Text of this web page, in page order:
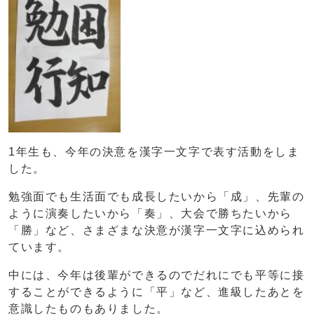
1年生も、今年の決意を漢字一文字で表す活動をしま
した。
勉強面でも生活面でも成長したいから「成」、先輩の
ように演奏したいから「奏」、大会で勝ちたいから
「勝」など、さまざまな決意が漢字一文字に込められ
ています。
中には、今年は後輩ができるのでだれにでも平等に接
することができるように「平」など、進級したあとを
意識したものもありました。